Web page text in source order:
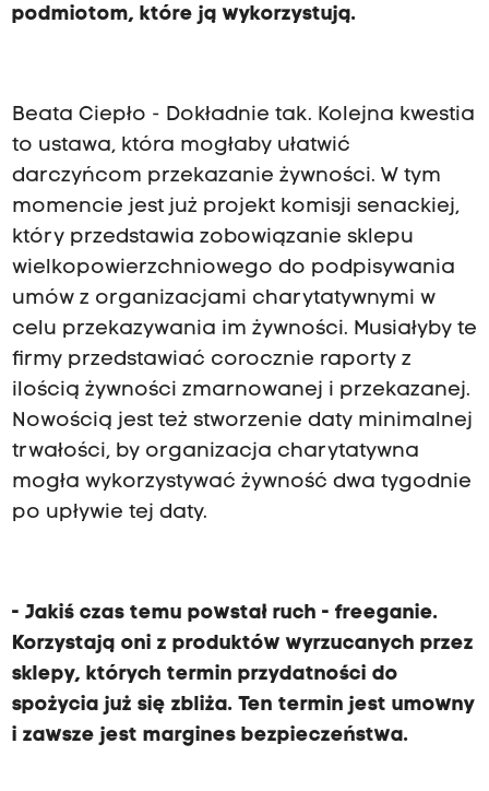
podmiotom, które ją wykorzystują.
Beata Ciepło - Dokładnie tak. Kolejna kwestia
to ustawa, która mogłaby ułatwić
darczyńcom przekazanie żywności. W tym
momencie jest już projekt komisji senackiej,
który przedstawia zobowiązanie sklepu
wielkopowierzchniowego do podpisywania
umów z organizacjami charytatywnymi w
celu przekazywania im żywności. Musiałyby te
firmy przedstawiać corocznie raporty z
ilością żywności zmarnowanej i przekazanej.
Nowością jest też stworzenie daty minimalnej
trwałości, by organizacja charytatywna
mogła wykorzystywać żywność dwa tygodnie
po upływie tej daty.
- Jakiś czas temu powstał ruch - freeganie.
Korzystają oni z produktów wyrzucanych przez
sklepy, których termin przydatności do
spożycia już się zbliża. Ten termin jest umowny
i zawsze jest margines bezpieczeństwa.